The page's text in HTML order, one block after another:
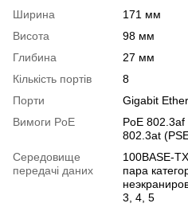
Ширина
171 мм
Висота
98 мм
Глибина
27 мм
Кількість портів
8
Порти
Gigabit
Вимоги PoE
PoE 802.3af
802.3at
Середовище
передачі даних
100BASE-
пара
3, 4, 5